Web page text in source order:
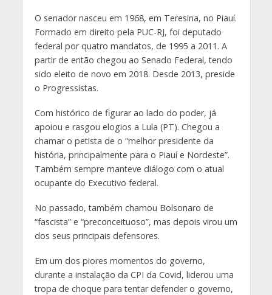
O senador nasceu em 1968, em Teresina, no Piauí.
Formado em direito pela PUC-RJ, foi deputado
federal por quatro mandatos, de 1995 a 2011. A
partir de então chegou ao Senado Federal, tendo
sido eleito de novo em 2018. Desde 2013, preside
o Progressistas.
Com histórico de figurar ao lado do poder, já
apoiou e rasgou elogios a Lula (PT). Chegou a
chamar o petista de o “melhor presidente da
história, principalmente para o Piauí e Nordeste”.
Também sempre manteve diálogo com o atual
ocupante do Executivo federal.
No passado, também chamou Bolsonaro de
“fascista” e “preconceituoso”, mas depois virou um
dos seus principais defensores.
Em um dos piores momentos do governo,
durante a instalação da CPI da Covid, liderou uma
tropa de choque para tentar defender o governo,